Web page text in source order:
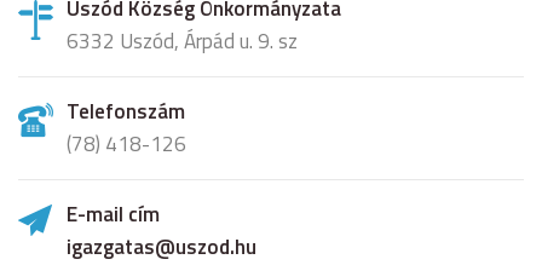
Uszód Község Önkormányzata
6332 Uszód, Árpád u. 9. sz
Telefonszám
(78) 418-126
E-mail cím
igazgatas@uszod.hu